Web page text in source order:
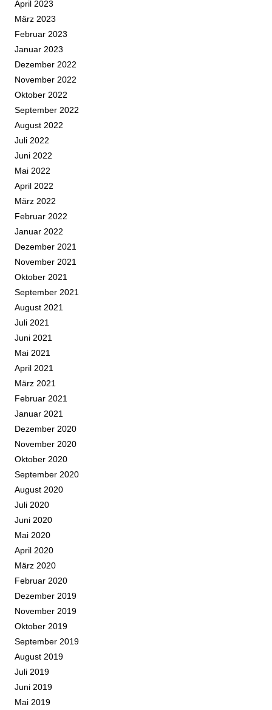
April 2023
März 2023
Februar 2023
Januar 2023
Dezember 2022
November 2022
Oktober 2022
September 2022
August 2022
Juli 2022
Juni 2022
Mai 2022
April 2022
März 2022
Februar 2022
Januar 2022
Dezember 2021
November 2021
Oktober 2021
September 2021
August 2021
Juli 2021
Juni 2021
Mai 2021
April 2021
März 2021
Februar 2021
Januar 2021
Dezember 2020
November 2020
Oktober 2020
September 2020
August 2020
Juli 2020
Juni 2020
Mai 2020
April 2020
März 2020
Februar 2020
Dezember 2019
November 2019
Oktober 2019
September 2019
August 2019
Juli 2019
Juni 2019
Mai 2019